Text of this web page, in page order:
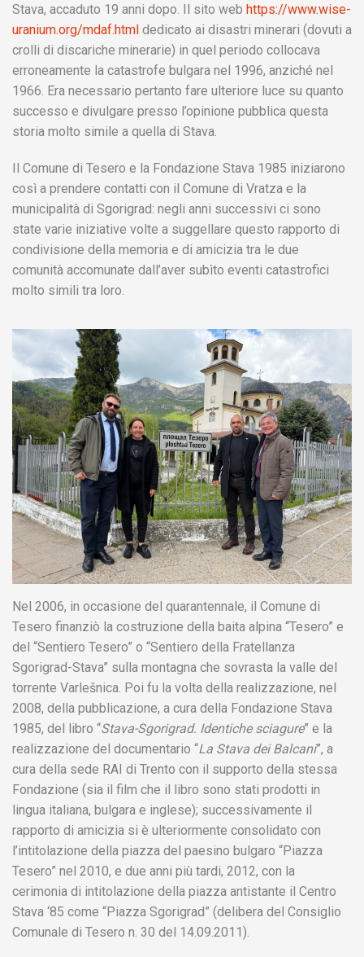
Stava, accaduto 19 anni dopo. Il sito web https://www.wise-
uranium.org/mdaf.html dedicato ai disastri minerari (dovuti a
crolli di discariche minerarie) in quel periodo collocava
erroneamente la catastrofe bulgara nel 1996, anziché nel
1966. Era necessario pertanto fare ulteriore luce su quanto
successo e divulgare presso l’opinione pubblica questa
storia molto simile a quella di Stava.
Il Comune di Tesero e la Fondazione Stava 1985 iniziarono
così a prendere contatti con il Comune di Vratza e la
municipalità di Sgorigrad: negli anni successivi ci sono
state varie iniziative volte a suggellare questo rapporto di
condivisione della memoria e di amicizia tra le due
comunità accomunate dall’aver subìto eventi catastrofici
molto simili tra loro.
Nel 2006, in occasione del quarantennale, il Comune di
Tesero finanziò la costruzione della baita alpina “Tesero” e
del “Sentiero Tesero” o “Sentiero della Fratellanza
Sgorigrad-Stava” sulla montagna che sovrasta la valle del
torrente Varlešnica. Poi fu la volta della realizzazione, nel
2008, della pubblicazione, a cura della Fondazione Stava
1985, del libro “Stava-Sgorigrad. Identiche sciagure” e la
realizzazione del documentario “La Stava dei Balcani”, a
cura della sede RAI di Trento con il supporto della stessa
Fondazione (sia il film che il libro sono stati prodotti in
lingua italiana, bulgara e inglese); successivamente il
rapporto di amicizia si è ulteriormente consolidato con
l’intitolazione della piazza del paesino bulgaro “Piazza
Tesero” nel 2010, e due anni più tardi, 2012, con la
cerimonia di intitolazione della piazza antistante il Centro
Stava ‘85 come “Piazza Sgorigrad” (delibera del Consiglio
Comunale di Tesero n. 30 del 14.09.2011).